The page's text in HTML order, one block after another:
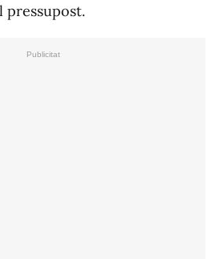
pressupost.